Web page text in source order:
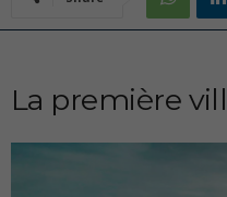
La première